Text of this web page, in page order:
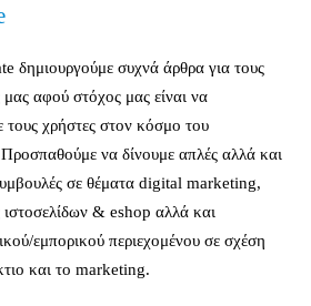
δημιουργούμε συχνά άρθρα για τους
αφού στόχος μας είναι να
τους χρήστες στον κόσμο του
Προσπαθούμε να δίνουμε απλές αλλά και
σε θέματα digital marketing,
& eshop αλλά και
εμπορικού περιεχομένου σε σχέση
και το marketing.